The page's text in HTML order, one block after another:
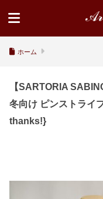
ホーム
【SARTORIA
冬向け ピンストライ
thanks!}